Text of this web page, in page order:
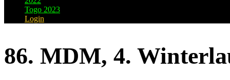
Togo 2023
Login
86. MDM, 4.